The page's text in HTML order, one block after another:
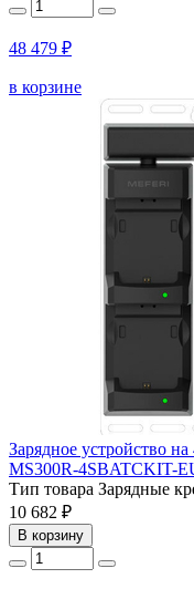
48 479 ₽
в корзине
Зарядное устройство
MS300R-4SBATCKIT-
Тип товара Зарядные
10 682 ₽
В корзину